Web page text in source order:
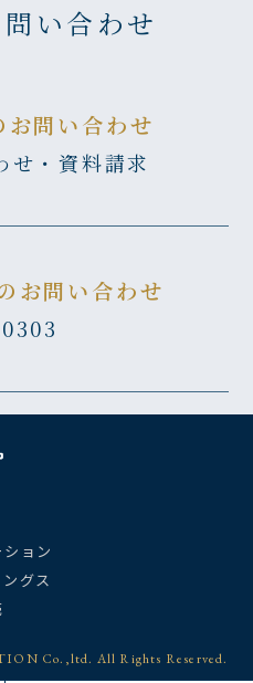
い合わせ
問い合わせ
せ・資料請求
お問い合わせ
ョン
グス
Co.,ltd. All Rights Reserved.